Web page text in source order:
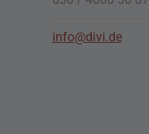
info@divi.de